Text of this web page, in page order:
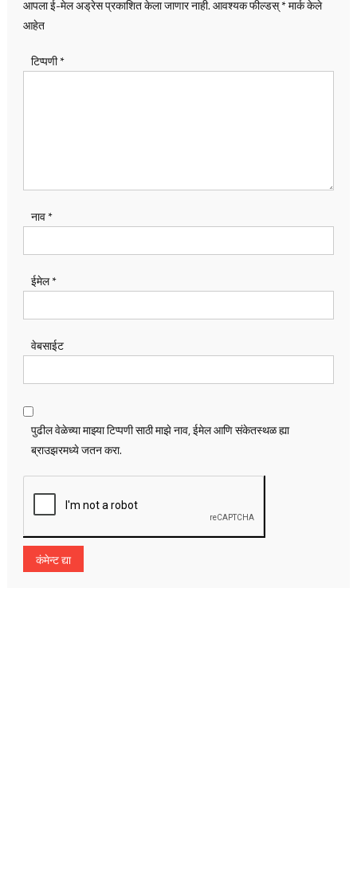
आपला ई-मेल अड्रेस प्रकाशित केला जाणार नाही.आवश्यक फील्डस्*मार्क केले
आहेत
टिप्पणी*
नाव*
ईमेल*
वेबसाईट
पुढील वेळेच्या माझ्या टिप्पणी साठी माझे नाव, ईमेल आणि संकेतस्थळ ह्या
ब्राउझरमध्ये जतन करा.